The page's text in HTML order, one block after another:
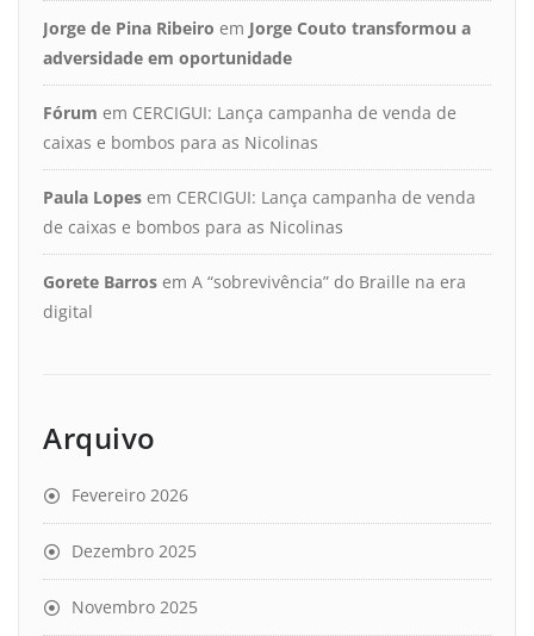
Jorge de Pina Ribeiro em Jorge Couto transformou a
adversidade em oportunidade
Fórum em CERCIGUI: Lança campanha de venda de
caixas e bombos para as Nicolinas
Paula Lopes em CERCIGUI: Lança campanha de venda
de caixas e bombos para as Nicolinas
Gorete Barros em A “sobrevivência” do Braille na era
digital
Arquivo
Fevereiro 2026
Dezembro 2025
Novembro 2025